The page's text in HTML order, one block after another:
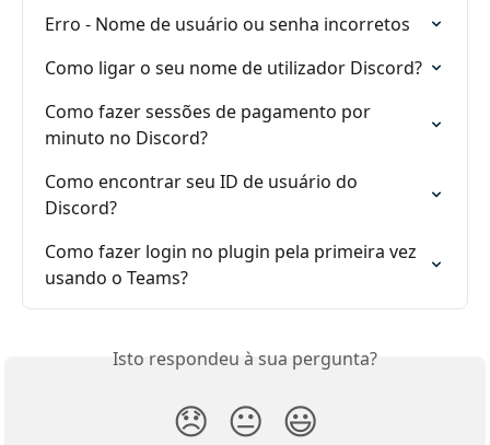
Erro - Nome de usuário ou senha incorretos
Como ligar o seu nome de utilizador Discord?
Como fazer sessões de pagamento por
minuto no Discord?
Como encontrar seu ID de usuário do
Discord?
Como fazer login no plugin pela primeira vez
usando o Teams?
Isto respondeu à sua pergunta?
😞 😐 😃